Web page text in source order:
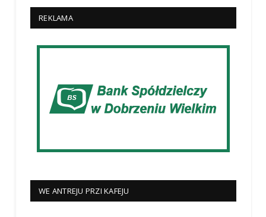
REKLAMA
WE ANTREJU PRZI KAFEJU